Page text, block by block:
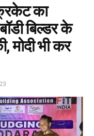
का
बिल्डर के
मोदी भी कर